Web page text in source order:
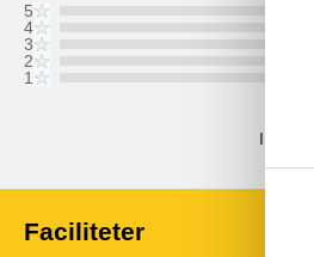
5
4
3
2
1
Ingen
Faciliteter